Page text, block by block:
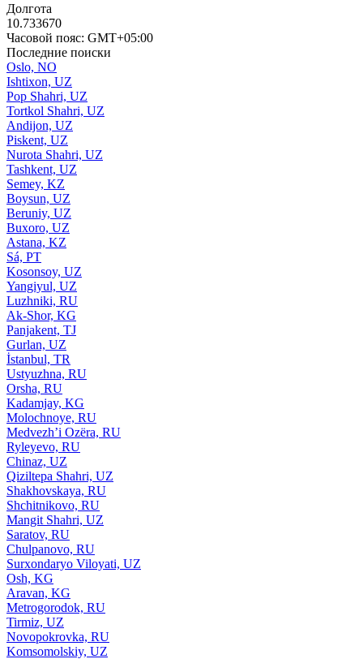
Долгота
10.733670
Часовой пояс: GMT+05:00
Последние поиски
Oslo, NO
Ishtixon, UZ
Pop Shahri, UZ
Tortkol Shahri, UZ
Andijon, UZ
Piskent, UZ
Nurota Shahri, UZ
Tashkent, UZ
Semey, KZ
Boysun, UZ
Beruniy, UZ
Buxoro, UZ
Astana, KZ
Sá, PT
Kosonsoy, UZ
Yangiyul, UZ
Luzhniki, RU
Ak-Shor, KG
Panjakent, TJ
Gurlan, UZ
İstanbul, TR
Ustyuzhna, RU
Orsha, RU
Kadamjay, KG
Molochnoye, RU
Medvezh’i Ozëra, RU
Ryleyevo, RU
Chinaz, UZ
Qiziltepa Shahri, UZ
Shakhovskaya, RU
Shchitnikovo, RU
Mangit Shahri, UZ
Saratov, RU
Chulpanovo, RU
Surxondaryo Viloyati, UZ
Osh, KG
Aravan, KG
Metrogorodok, RU
Tirmiz, UZ
Novopokrovka, RU
Komsomolskiy, UZ